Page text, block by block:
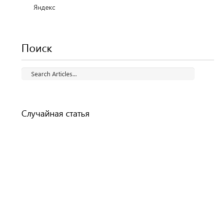
Яндекс
Поиск
Случайная статья